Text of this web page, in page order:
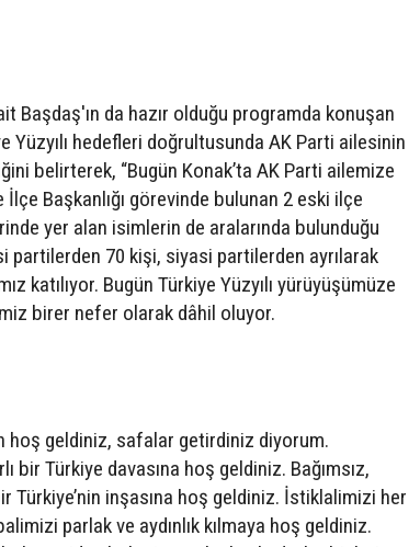
Başdaş'ın da hazır olduğu programda konuşan
Yüzyılı hedefleri doğrultusunda AK Parti ailesinin
belirterek, “Bugün Konak’ta AK Parti ailemize
Başkanlığı görevinde bulunan 2 eski ilçe
yer alan isimlerin de aralarında bulunduğu
partilerden 70 kişi, siyasi partilerden ayrılarak
katılıyor. Bugün Türkiye Yüzyılı yürüyüşümüze
birer nefer olarak dâhil oluyor.
hoş geldiniz, safalar getirdiniz diyorum.
bir Türkiye davasına hoş geldiniz. Bağımsız,
Türkiye’nin inşasına hoş geldiniz. İstiklalimizi her
parlak ve aydınlık kılmaya hoş geldiniz.